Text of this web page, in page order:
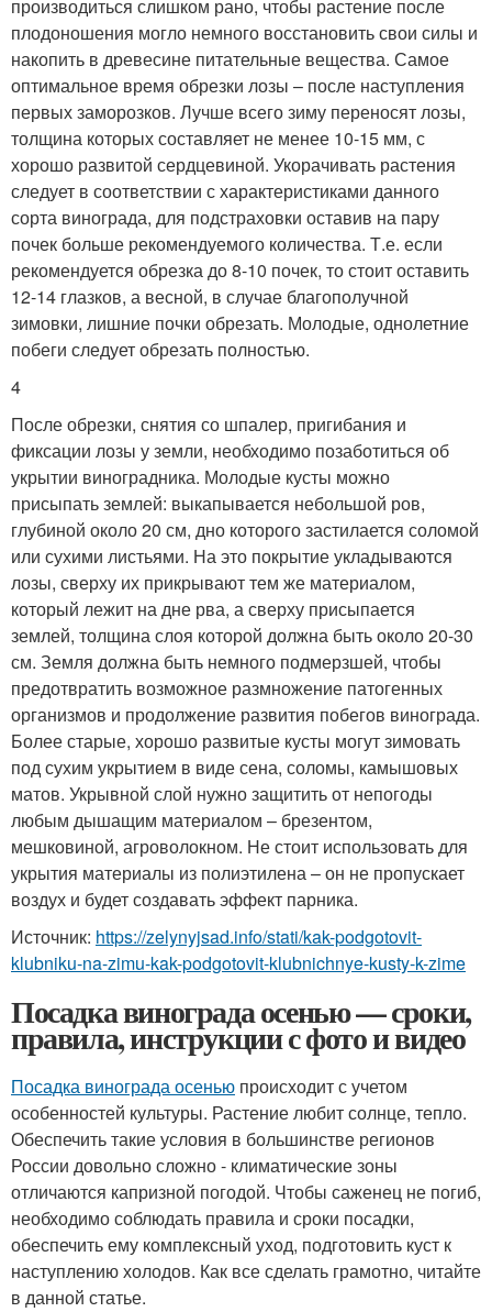
производиться слишком рано, чтобы растение после
плодоношения могло немного восстановить свои силы и
накопить в древесине питательные вещества. Самое
оптимальное время обрезки лозы – после наступления
первых заморозков. Лучше всего зиму переносят лозы,
толщина которых составляет не менее 10-15 мм, с
хорошо развитой сердцевиной. Укорачивать растения
следует в соответствии с характеристиками данного
сорта винограда, для подстраховки оставив на пару
почек больше рекомендуемого количества. Т.е. если
рекомендуется обрезка до 8-10 почек, то стоит оставить
12-14 глазков, а весной, в случае благополучной
зимовки, лишние почки обрезать. Молодые, однолетние
побеги следует обрезать полностью.
4
После обрезки, снятия со шпалер, пригибания и
фиксации лозы у земли, необходимо позаботиться об
укрытии виноградника. Молодые кусты можно
присыпать землей: выкапывается небольшой ров,
глубиной около 20 см, дно которого застилается соломой
или сухими листьями. На это покрытие укладываются
лозы, сверху их прикрывают тем же материалом,
который лежит на дне рва, а сверху присыпается
землей, толщина слоя которой должна быть около 20-30
см. Земля должна быть немного подмерзшей, чтобы
предотвратить возможное размножение патогенных
организмов и продолжение развития побегов винограда.
Более старые, хорошо развитые кусты могут зимовать
под сухим укрытием в виде сена, соломы, камышовых
матов. Укрывной слой нужно защитить от непогоды
любым дышащим материалом – брезентом,
мешковиной, агроволокном. Не стоит использовать для
укрытия материалы из полиэтилена – он не пропускает
воздух и будет создавать эффект парника.
Источник: https://zelynyjsad.info/stati/kak-podgotovit-
klubniku-na-zimu-kak-podgotovit-klubnichnye-kusty-k-zime
Посадка винограда осенью — сроки,
правила, инструкции с фото и видео
Посадка винограда осенью происходит с учетом
особенностей культуры. Растение любит солнце, тепло.
Обеспечить такие условия в большинстве регионов
России довольно сложно - климатические зоны
отличаются капризной погодой. Чтобы саженец не погиб,
необходимо соблюдать правила и сроки посадки,
обеспечить ему комплексный уход, подготовить куст к
наступлению холодов. Как все сделать грамотно, читайте
в данной статье.